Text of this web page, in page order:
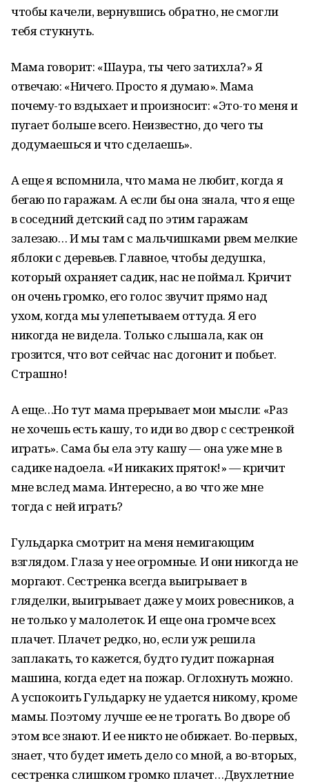
чтобы качели, вернувшись обратно, не смогли
тебя стукнуть.
Мама говорит: «Шаура, ты чего затихла?» Я
отвечаю: «Ничего. Просто я думаю». Мама
почему-то вздыхает и произносит: «Это-то меня и
пугает больше всего. Неизвестно, до чего ты
додумаешься и что сделаешь».
А еще я вспомнила, что мама не любит, когда я
бегаю по гаражам. А если бы она знала, что я еще
в соседний детский сад по этим гаражам
залезаю… И мы там с мальчишками рвем мелкие
яблоки с деревьев. Главное, чтобы дедушка,
который охраняет садик, нас не поймал. Кричит
он очень громко, его голос звучит прямо над
ухом, когда мы улепетываем оттуда. Я его
никогда не видела. Только слышала, как он
грозится, что вот сейчас нас догонит и побьет.
Страшно!
А еще…Но тут мама прерывает мои мысли: «Раз
не хочешь есть кашу, то иди во двор с сестренкой
играть». Сама бы ела эту кашу — она уже мне в
садике надоела. «И никаких пряток!» — кричит
мне вслед мама. Интересно, а во что же мне
тогда с ней играть?
Гульдарка смотрит на меня немигающим
взглядом. Глаза у нее огромные. И они никогда не
моргают. Сестренка всегда выигрывает в
гляделки, выигрывает даже у моих ровесников, а
не только у малолеток. И еще она громче всех
плачет. Плачет редко, но, если уж решила
заплакать, то кажется, будто гудит пожарная
машина, когда едет на пожар. Оглохнуть можно.
А успокоить Гульдарку не удается никому, кроме
мамы. Поэтому лучше ее не трогать. Во дворе об
этом все знают. И ее никто не обижает. Во-первых,
знает, что будет иметь дело со мной, а во-вторых,
сестренка слишком громко плачет…Двухлетние